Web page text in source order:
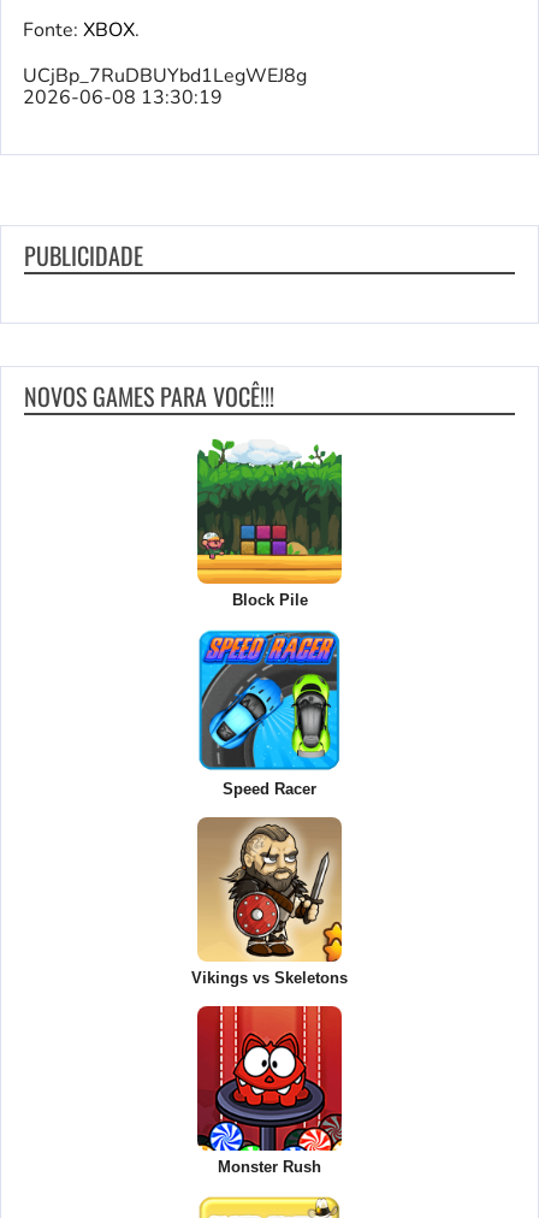
Fonte: XBOX.
UCjBp_7RuDBUYbd1LegWEJ8g
2026-06-08 13:30:19
PUBLICIDADE
NOVOS GAMES PARA VOCÊ!!!
Block Pile
Speed Racer
Vikings vs Skeletons
Monster Rush